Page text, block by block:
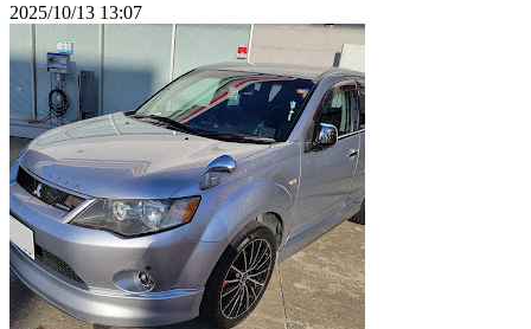
2025/10/13 13:07